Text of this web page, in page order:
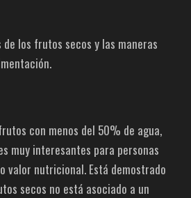
de los frutos secos y las maneras
con menos del 50% de agua,
muy interesantes para personas
valor nutricional. Está demostrado
secos no está asociado a un